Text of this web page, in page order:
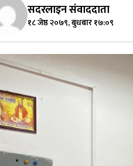
सदरलाइन संवाददाता
१८ जेष्ठ २०७९, बुधबार १७:०९